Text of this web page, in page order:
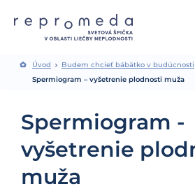
Úvod
Budem chcieť bábätko v budúcnosti
Spermiogram – vyšetrenie plodnosti muža
Spermiogram -
vyšetrenie
muža